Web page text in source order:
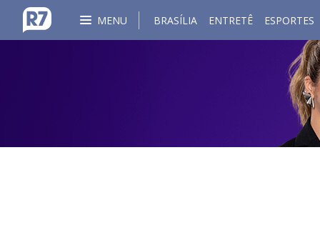
MENU BRASÍLIA ENTRETÊ ESPORTES